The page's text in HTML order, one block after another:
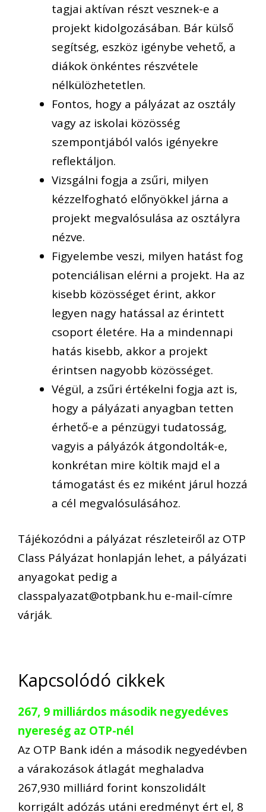
tagjai aktívan részt vesznek-e a
projekt kidolgozásában. Bár külső
segítség, eszköz igénybe vehető, a
diákok önkéntes részvétele
nélkülözhetetlen.
Fontos, hogy a pályázat az osztály
vagy az iskolai közösség
szempontjából valós igényekre
reflektáljon.
Vizsgálni fogja a zsűri, milyen
kézzelfogható előnyökkel járna a
projekt megvalósulása az osztályra
nézve.
Figyelembe veszi, milyen hatást fog
potenciálisan elérni a projekt. Ha az
kisebb közösséget érint, akkor
legyen nagy hatással az érintett
csoport életére. Ha a mindennapi
hatás kisebb, akkor a projekt
érintsen nagyobb közösséget.
Végül, a zsűri értékelni fogja azt is,
hogy a pályázati anyagban tetten
érhető-e a pénzügyi tudatosság,
vagyis a pályázók átgondolták-e,
konkrétan mire költik majd el a
támogatást és ez miként járul hozzá
a cél megvalósulásához.
Tájékozódni a pályázat részleteiről az OTP
Class Pályázat honlapján lehet, a pályázati
anyagokat pedig a
classpalyazat@otpbank.hu e-mail-címre
várják.
Kapcsolódó cikkek
267, 9 milliárdos második negyedéves
nyereség az OTP-nél
Az OTP Bank idén a második negyedévben
a várakozások átlagát meghaladva
267,930 milliárd forint konszolidált
korrigált adózás utáni eredményt ért el, 8